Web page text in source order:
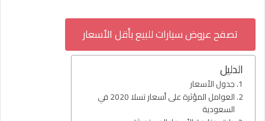
تصفح عروض سيارات للبيع بأقل الأسعار
الدليل
جدول الأسعار
العوامل المؤثرة على أسعار تسلا 2020 في
السعودية